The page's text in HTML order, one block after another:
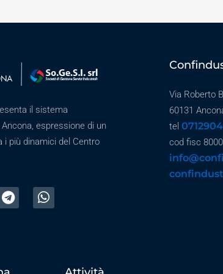
il sistema
espressione di un
più dinamici del Centro
Via Roberto
60131
tel
cod fisc